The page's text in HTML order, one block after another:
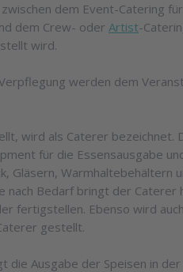
dem Event-Catering
dem Crew- oder Artist-
wird.
werden dem
wird als Caterer bezeichnet.
für die Essensausgabe
Gläsern, Warmhaltebehältern
nach Bedarf bringt der
fertigstellen. Ebenso wird
gestellt.
die Ausgabe der Speisen in